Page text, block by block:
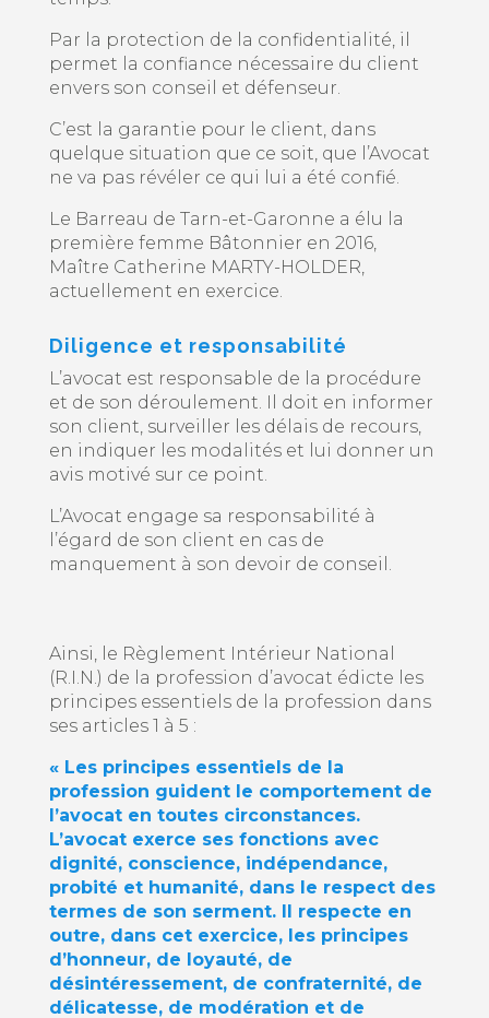
Par la protection de la confidentialité, il
permet la confiance nécessaire du client
envers son conseil et défenseur.
C’est la garantie pour le client, dans
quelque situation que ce soit, que l’Avocat
ne va pas révéler ce qui lui a été confié.
Le Barreau de Tarn-et-Garonne a élu la
première femme Bâtonnier en 2016,
Maître Catherine MARTY-HOLDER,
actuellement en exercice.
Diligence et responsabilité
L’avocat est responsable de la procédure
et de son déroulement. Il doit en informer
son client, surveiller les délais de recours,
en indiquer les modalités et lui donner un
avis motivé sur ce point.
L’Avocat engage sa responsabilité à
l’égard de son client en cas de
manquement à son devoir de conseil.
Ainsi, le Règlement Intérieur National
(R.I.N.) de la profession d’avocat édicte les
principes essentiels de la profession dans
ses articles 1 à 5 :
« Les principes essentiels de la
profession guident le comportement de
l’avocat en toutes circonstances.
L’avocat exerce ses fonctions avec
dignité, conscience, indépendance,
probité et humanité, dans le respect des
termes de son serment. Il respecte en
outre, dans cet exercice, les principes
d’honneur, de loyauté, de
désintéressement, de confraternité, de
délicatesse, de modération et de